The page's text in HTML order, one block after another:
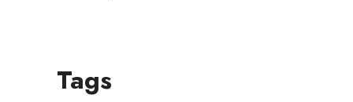
de Climatização para Garantir Qualidade e
Eficiência
Tags